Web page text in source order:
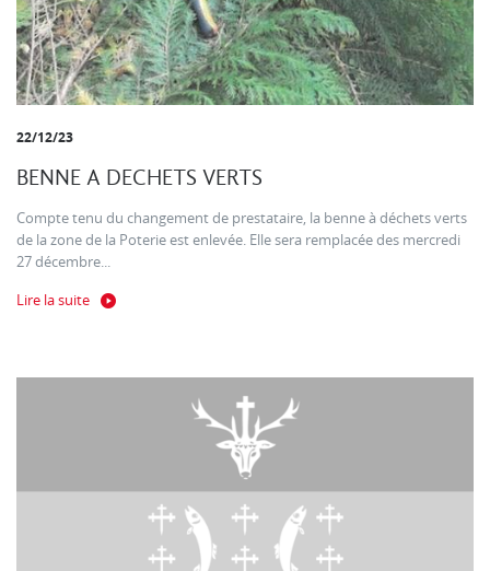
22/12/23
BENNE A DECHETS VERTS
Compte tenu du changement de prestataire, la benne à déchets verts
de la zone de la Poterie est enlevée. Elle sera remplacée des mercredi
27 décembre...
Lire la suite